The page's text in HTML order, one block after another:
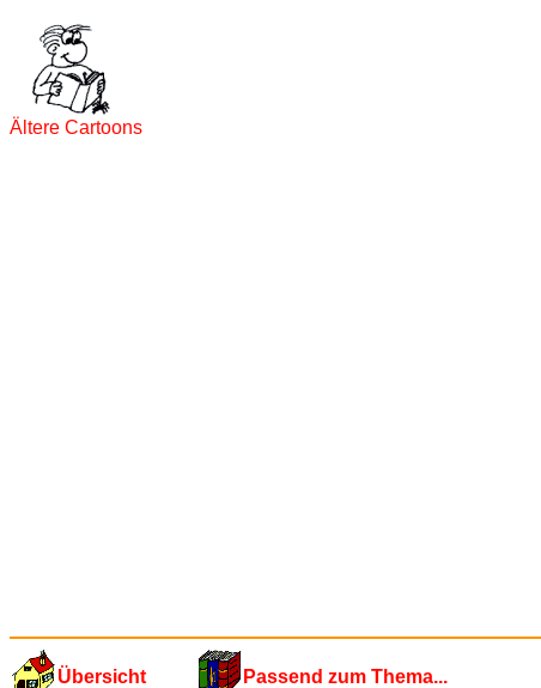
Ältere Cartoons
Übersicht Passend zum Thema...